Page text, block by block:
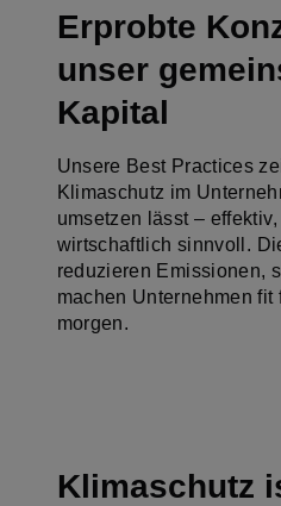
Erprobte
unser
Kapital
Unsere Best Practices
Klimaschutz im
umsetzen lässt –
wirtschaftlich sinnvoll.
reduzieren Emissionen,
machen Unternehmen fit
morgen.
Klimaschutz